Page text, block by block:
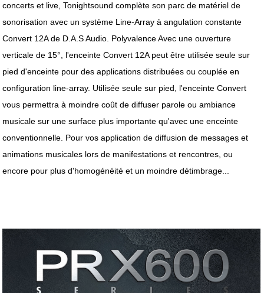
concerts et live, Tonightsound complète son parc de matériel de
sonorisation avec un système Line-Array à angulation constante
Convert 12A de D.A.S Audio. Polyvalence Avec une ouverture
verticale de 15°, l'enceinte Convert 12A peut être utilisée seule sur
pied d'enceinte pour des applications distribuées ou couplée en
configuration line-array. Utilisée seule sur pied, l'enceinte Convert
vous permettra à moindre coût de diffuser parole ou ambiance
musicale sur une surface plus importante qu'avec une enceinte
conventionnelle. Pour vos application de diffusion de messages et
animations musicales lors de manifestations et rencontres, ou
encore pour plus d'homogénéité et un moindre détimbrage...